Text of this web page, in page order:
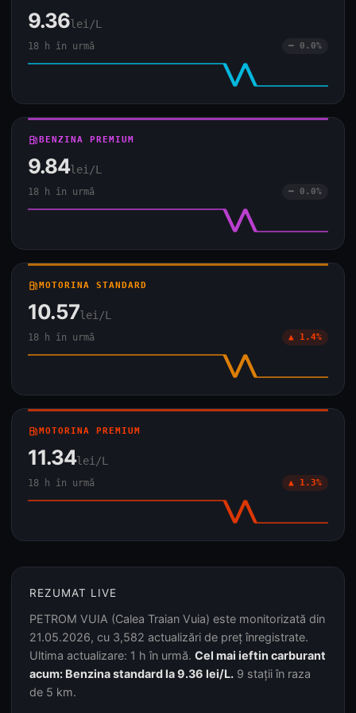
9.36lei/L
18 h în urmă ━ 0.0%
local_gas_stationBENZINA PREMIUM
9.84lei/L
18 h în urmă ━ 0.0%
local_gas_stationMOTORINA STANDARD
10.57lei/L
18 h în urmă ▲ 1.4%
local_gas_stationMOTORINA PREMIUM
11.34lei/L
18 h în urmă ▲ 1.3%
REZUMAT LIVE
PETROM VUIA (Calea Traian Vuia) este monitorizată din
21.05.2026, cu 3,582 actualizări de preț înregistrate.
Ultima actualizare: 1 h în urmă. Cel mai ieftin carburant
acum: Benzina standard la 9.36 lei/L. 9 stații în raza
de 5 km.